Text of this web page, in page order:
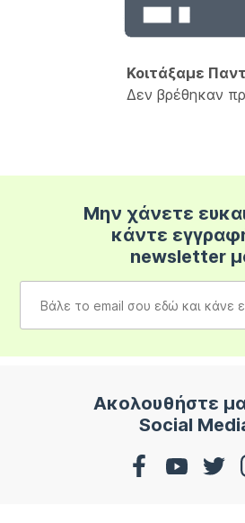
Κοιτάξαμε
Δεν βρέθηκαν
Μην χάνετε
κάντε
newsletter
Ακολουθήστε
Social